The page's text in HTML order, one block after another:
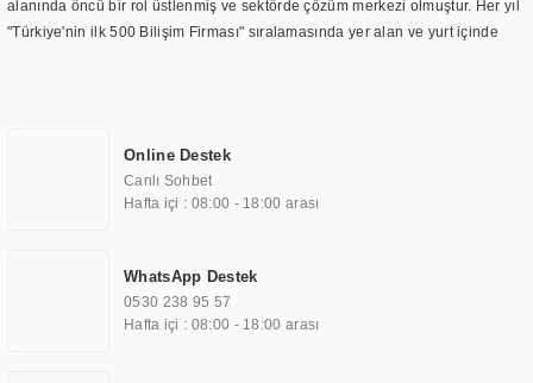
alanında öncü bir rol üstlenmiş ve sektörde çözüm merkezi olmuştur. Her yıl
"Türkiye'nin ilk 500 Bilişim Firması" sıralamasında yer alan ve yurt içinde
TOCHI markası altında kendi ürettiği ürünlerde kullanmıştır. Günümüzde
TOCHI; videowall, digital signage, kiosk, totem, akıllı durak ekranı, araç içi
ekran, asansör ekranı, digital menüboard, marin ekran, medikal ekran,
ekranları, endüstriyel ekranlar, kapı önü bilgi ekranları, panel PC,
endüstriyel Panel PC, mini PC, endüstriyel mini PC ve akıllı bina sistemleri
gibi çözümleri 4.5" ile 110” boyutları arasında üretebilirken, ayrıca standart
Online Destek
Canlı Sohbet
Hafta içi : 08:00 - 18:00 arası
WhatsApp Destek
0530 238 95 57
Hafta içi : 08:00 - 18:00 arası